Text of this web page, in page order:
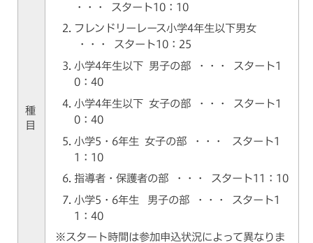
種
目
・・・ スタート10：10
フレンドリーレース小学4年生以下男女
・・・ スタート10：25
小学4年生以下 男子の部 ・・・ スタート1
0：40
小学4年生以下 女子の部 ・・・ スタート1
0：40
小学5・6年生 女子の部 ・・・ スタート1
1：10
指導者・保護者の部 ・・・ スタート11：10
小学5・6年生 男子の部 ・・・ スタート1
1：40
※スタート時間は参加申込状況によって異なりま